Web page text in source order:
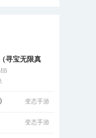
寻宝无限真
变态手游
变态手游